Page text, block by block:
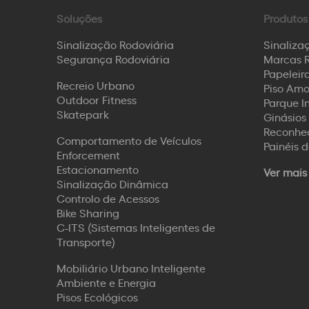
Soluções
Sinalização Rodoviária
Segurança Rodoviária
Recreio Urbano
Outdoor Fitness
Skatepark
Comportamento de Veículos
Enforcement
Estacionamento
Sinalização Dinâmica
Controlo de Acessos
Bike Sharing
C-ITS (Sistemas Inteligentes de
Transporte)
Mobiliário Urbano Inteligente
Ambiente e Energia
Pisos Ecológicos
Produtos
Marcas
Piso
Parque
Painéis
Ver mais